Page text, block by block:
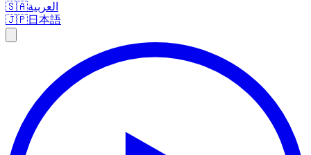
🇸🇦العربية
🇯🇵日本語